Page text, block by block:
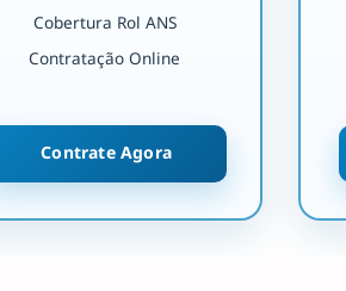
Cobertura Rol ANS
Contratação Online
Contrate Agora